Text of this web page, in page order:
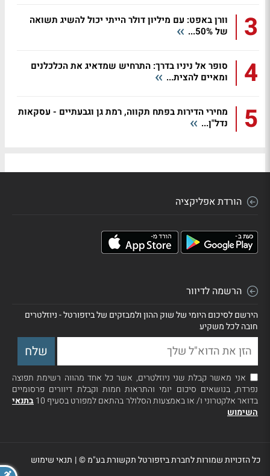
3
וורן באפט: עם מיליון דולר הייתי יכול להשיג תשואה
של 50%...
4
סופר אל ניניו בדרך: התרחיש שמדאיג את הכלכלנים
ומאיים להצית...
5
מחירי הדירות בפתח תקווה, רמת גן וגבעתיים - עסקאות
נדל"ן...
הורדת אפליקציה
הרשמה לדיוור
הירשם לסיכום היומי של שוק ההון ולמבזקים של ביזפורטל - ניוזלטרים
חובה לכל משקיע
אני מאשר קבלת שני ניוזלטרים, אשר כל אחד מהווה רשימת תפוצה
נפרדת, בנושאים סיכום יומי והתראות חמות וקבלת דיוורים פרסומיים
בדואר אלקטרוני ו/ או באמצעות הסלולר בהתאם למפורט בסעיף 10
בתנאי
השימוש
כל הזכויות שמורות לחברת ביזפורטל תקשורת בע"מ ©| תנאי שימוש